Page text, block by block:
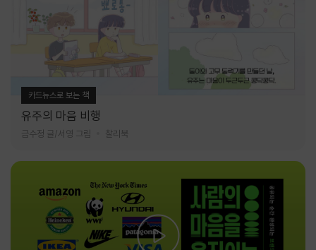
카드뉴스로 보는 책
유주의 마음 비행
금수정 글/서영 그림 찰리북